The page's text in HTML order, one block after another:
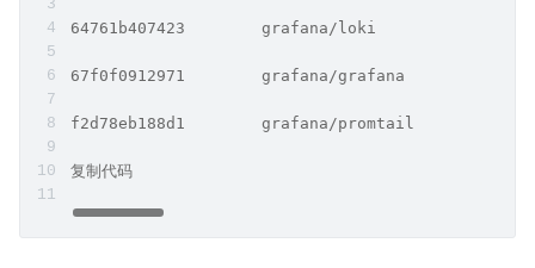
64761b407423        grafana/loki
67f0f0912971        grafana/grafana
f2d78eb188d1        grafana/promtail
复制代码